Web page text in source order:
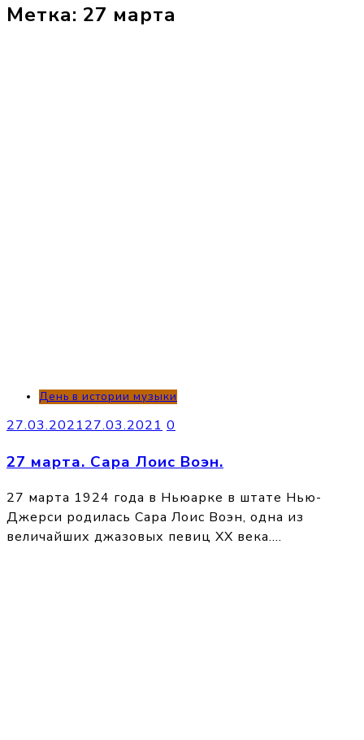
Метка: 27 марта
День в истории музыки
27.03.202127.03.2021 0
27 марта. Сара Лоис Воэн.
27 марта 1924 года в Ньюарке в штате Нью-
Джерси родилась Сара Лоис Воэн, одна из
величайших джазовых певиц XX века….